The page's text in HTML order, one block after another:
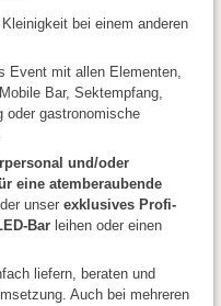
bei einem anderen
Event mit allen Elementen,
Bar, Sektempfang,
oder gastronomische
und/oder
eine atemberaubende
unser exklusives Profi-
Barleihen oder einen
liefern, beraten und
Auch bei mehreren